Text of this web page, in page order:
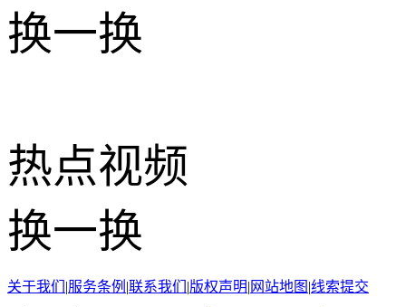
换一换
热点视频
换一换
关于我们 |服务条例 |联系我们 |版权声明| 网站地图 |线索提交